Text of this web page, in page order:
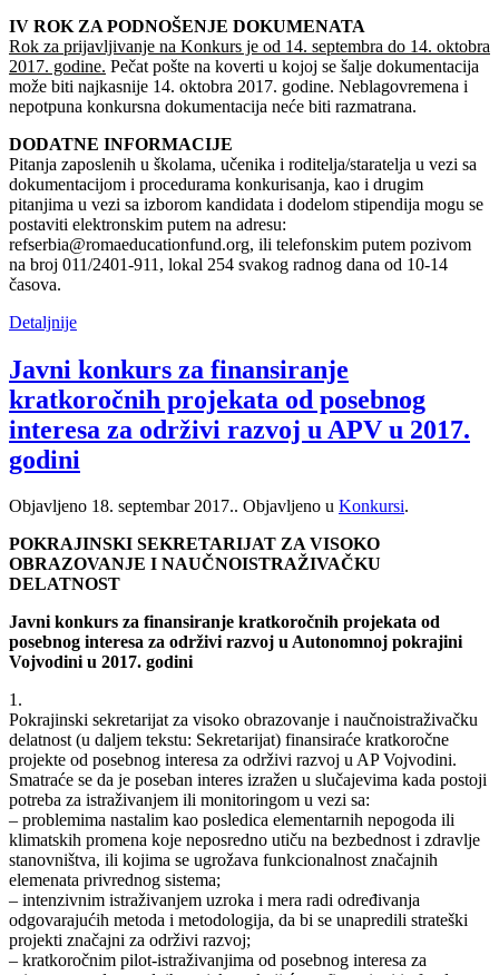
IV ROK ZA PODNOŠENJE DOKUMENATA
Rok za prijavljivanje na Konkurs je od 14. septembra do 14. oktobra
2017. godine. Pečat pošte na koverti u kojoj se šalje dokumentacija
može biti najkasnije 14. oktobra 2017. godine. Neblagovremena i
nepotpuna konkursna dokumentacija neće biti razmatrana.
DODATNE INFORMACIJE
Pitanja zaposlenih u školama, učenika i roditelja/staratelja u vezi sa
dokumentacijom i procedurama konkurisanja, kao i drugim
pitanjima u vezi sa izborom kandidata i dodelom stipendija mogu se
postaviti elektronskim putem na adresu:
refserbia@romaeducationfund.org, ili telefonskim putem pozivom
na broj 011/2401-911, lokal 254 svakog radnog dana od 10-14
časova.
Detaljnije
Javni konkurs za finansiranje
kratkoročnih projekata od posebnog
interesa za održivi razvoj u APV u 2017.
godini
Objavljeno 18. septembar 2017.. Objavljeno u Konkursi.
POKRAJINSKI SEKRETARIJAT ZA VISOKO
OBRAZOVANJE I NAUČNOISTRAŽIVAČKU
DELATNOST
Javni konkurs za finansiranje kratkoročnih projekata od
posebnog interesa za održivi razvoj u Autonomnoj pokrajini
Vojvodini u 2017. godini
1.
Pokrajinski sekretarijat za visoko obrazovanje i naučnoistraživačku
delatnost (u daljem tekstu: Sekretarijat) finansiraće kratkoročne
projekte od posebnog interesa za održivi razvoj u AP Vojvodini.
Smatraće se da je poseban interes izražen u slučajevima kada postoji
potreba za istraživanjem ili monitoringom u vezi sa:
– problemima nastalim kao posledica elementarnih nepogoda ili
klimatskih promena koje neposredno utiču na bezbednost i zdravlje
stanovništva, ili kojima se ugrožava funkcionalnost značajnih
elemenata privrednog sistema;
– intenzivnim istraživanjem uzroka i mera radi određivanja
odgovarajućih metoda i metodologija, da bi se unapredili strateški
projekti značajni za održivi razvoj;
– kratkoročnim pilot-istraživanjima od posebnog interesa za